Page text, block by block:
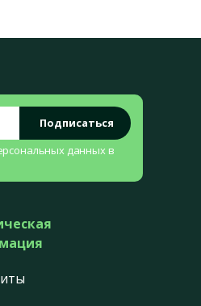
Подписаться
данныхв